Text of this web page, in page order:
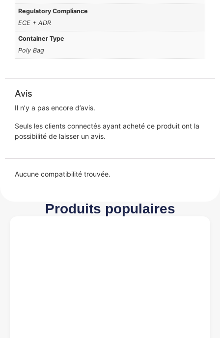
Regulatory Compliance
ECE + ADR
Container Type
Poly Bag
Avis
Il n’y a pas encore d’avis.
Seuls les clients connectés ayant acheté ce produit ont la
possibilité de laisser un avis.
Aucune compatibilité trouvée.
Produits populaires